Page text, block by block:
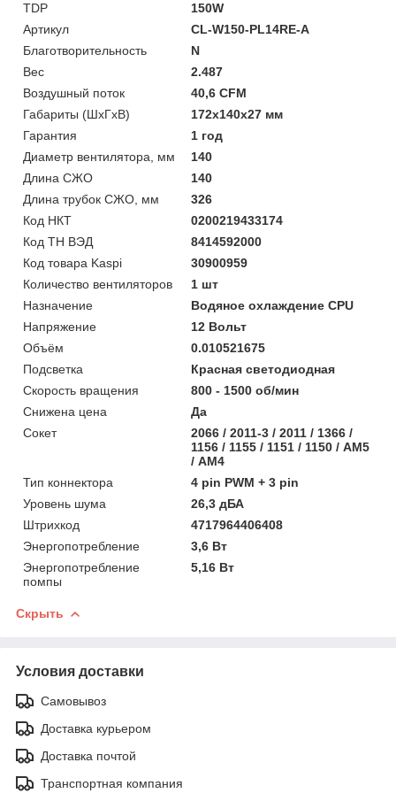
TDP
150W
Артикул
CL-W150-PL14RE-A
Благотворительность
N
Вес
2.487
Воздушный поток
40,6 CFM
Габариты (ШхГхВ)
172х140х27 мм
Гарантия
1 год
Диаметр вентилятора, мм
140
Длина СЖО
140
Длина трубок СЖО, мм
326
Код НКТ
0200219433174
Код ТН ВЭД
8414592000
Код товара Kaspi
30900959
Количество вентиляторов
1 шт
Назначение
Водяное охлаждение CPU
Напряжение
12 Вольт
Объём
0.010521675
Подсветка
Красная светодиодная
Скорость вращения
800 - 1500 об/мин
Снижена цена
Да
Сокет
2066 / 2011-3 / 2011 / 1366 /
1156 / 1155 / 1151 / 1150 / АМ5
/ АМ4
Тип коннектора
4 pin PWM + 3 pin
Уровень шума
26,3 дБА
Штрихкод
4717964406408
Энергопотребление
3,6 Вт
Энергопотребление
помпы
5,16 Вт
Скрыть
Условия доставки
Самовывоз
Доставка курьером
Доставка почтой
Транспортная компания